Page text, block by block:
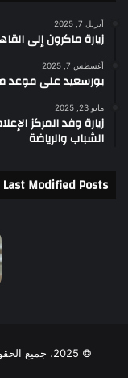
أبريل 7, 2025
زيارة ماكرون إلى
أغسطس 7, 2025
بورسعيد على موعد مع
مايو 23, 2025
زيارة وفد المركز
الشباب والرياضة
Last Modified Posts
© 2025، جميع الحقوق محفوظة لدى بشبابها |